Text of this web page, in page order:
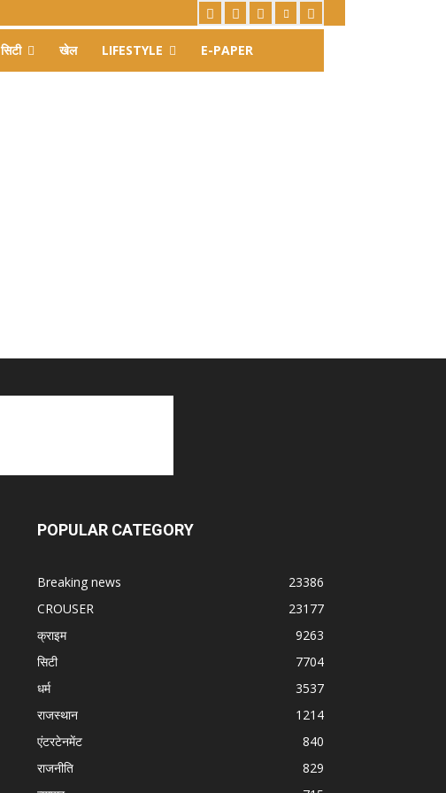
सिटी खेल LIFESTYLE E-PAPER
POPULAR CATEGORY
Breaking news
23386
CROUSER
23177
क्राइम
9263
सिटी
7704
धर्म
3537
राजस्थान
1214
एंटरटेनमेंट
840
राजनीति
829